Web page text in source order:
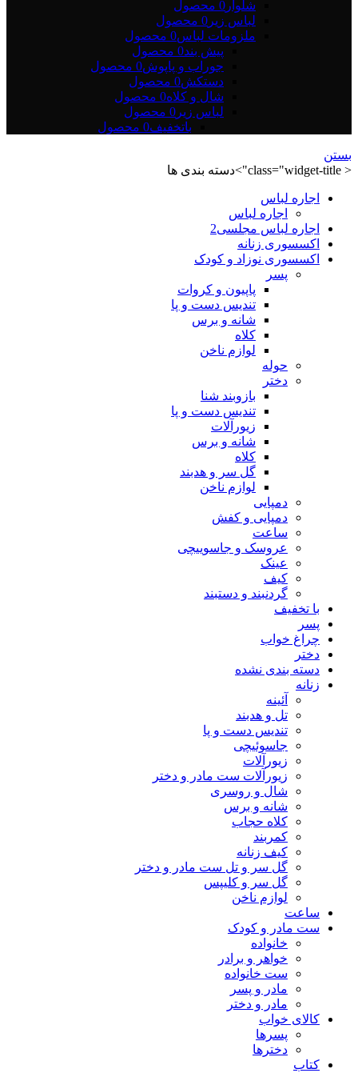
شلوار 0 محصول
لباس زیر 0 محصول
ملزومات لباس0 محصول
پیش بند0 محصول
جوراب و پاپوش0 محصول
دستکش0 محصول
شال و کلاه0 محصول
لباس زیر 0 محصول
باتخفیف0 محصول
بستن
< class="widget-title">دسته بندی ها
اجاره لباس
اجاره لباس
اجاره لباس مجلسی2
اکسسوری زنانه
اکسسوری نوزاد و کودک
پسر
پاپیون و کروات
تندیس دست و پا
شانه و برس
کلاه
لوازم ناخن
حوله
دختر
بازوبند شنا
تندیس دست و پا
زیورآلات
شانه و برس
کلاه
گل سر و هدبند
لوازم ناخن
دمپایی
دمپایی و کفش
ساعت
عروسک و جاسوییچی
عینک
کیف
گردنبند و دستبند
با تخفیف
پسر
چراغ خواب
دختر
دسته بندی نشده
زنانه
آئینه
تل و هدبند
تندیس دست و پا
جاسوئیچی
زیورآلات
زیورآلات ست مادر و دختر
شال و روسری
شانه و برس
کلاه حجاب
کمربند
کیف زنانه
گل سر و تل ست مادر و دختر
گل سر و کلیپس
لوازم ناخن
ساعت
ست مادر و کودک
خانواده
خواهر و برادر
ست خانواده
مادر و پسر
مادر و دختر
کالای خواب
پسرها
دخترها
کتاب